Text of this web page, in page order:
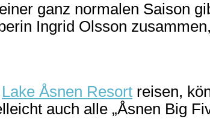
ganz normalen Saison
Ingrid Olsson
Lake Åsnen Resort reisen,
auch alle „Åsnen Big